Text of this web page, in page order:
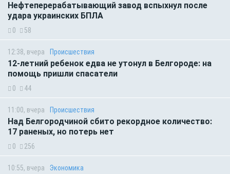
Нефтеперерабатывающий завод вспыхнул после
удара украинских БПЛА
0 58
12:38, вчера Происшествия
12-летний ребенок едва не утонул в Белгороде: на
помощь пришли спасатели
0 44
11:00, вчера Происшествия
Над Белгородчиной сбито рекордное количество:
17 раненых, но потерь нет
0 256
10:55, вчера Экономика